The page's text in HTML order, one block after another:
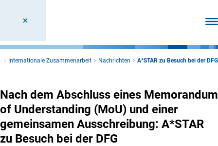
Internationale Zusammenarbeit Nachrichten A*STAR zu Besuch bei der DFG
Nach dem Abschluss eines Memorandum
of Understanding (MoU) und einer
gemeinsamen Ausschreibung: A*STAR
zu Besuch bei der DFG